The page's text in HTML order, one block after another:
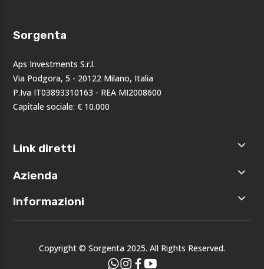
Sorgenta
Aps Investments S.r.l.
Via Podgora, 5 - 20122 Milano, Italia
P.Iva IT03893310163 - REA MI2008600
Capitale sociale: € 10.000
Link diretti
Home
Accedi
Registrati
Azienda
Chi siamo
I nostri
Eventi
Informazioni
Privacy
CondizioniCopyright © Sorgenta 2025. All Rights Reserved.